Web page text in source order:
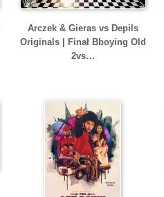
Arczek & Gieras vs Depils
Originals | Finał Bboying Old
2vs…